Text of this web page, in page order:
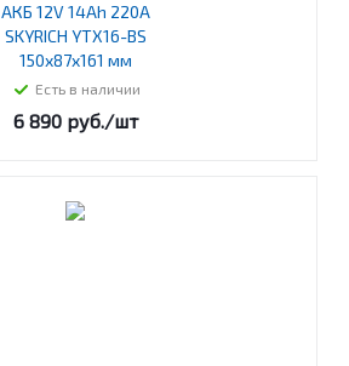
АКБ 12V 14Ah 220A
SKYRICH YTX16-BS
150x87x161 мм
Есть в наличии
6 890руб./шт